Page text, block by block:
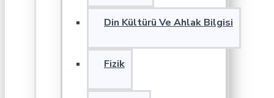
Din Kültürü Ve Ahlak Bilgisi
Fizik